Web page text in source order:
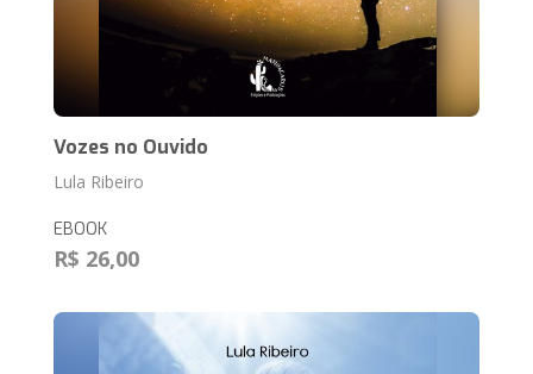
Vozes no Ouvido
Lula Ribeiro
EBOOK
R$ 26,00